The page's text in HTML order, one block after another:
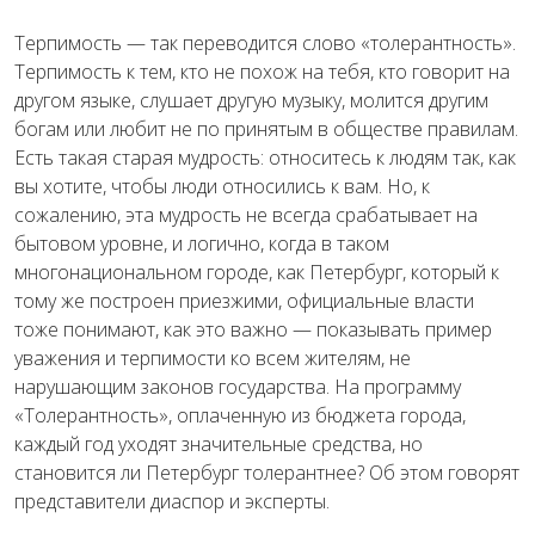
Терпимость — так переводится слово «толерантность».
Терпимость к тем, кто не похож на тебя, кто говорит на
другом языке, слушает другую музыку, молится другим
богам или любит не по принятым в обществе правилам.
Есть такая старая мудрость: относитесь к людям так, как
вы хотите, чтобы люди относились к вам. Но, к
сожалению, эта мудрость не всегда срабатывает на
бытовом уровне, и логично, когда в таком
многонациональном городе, как Петербург, который к
тому же построен приезжими, официальные власти
тоже понимают, как это важно — показывать пример
уважения и терпимости ко всем жителям, не
нарушающим законов государства. На программу
«Толерантность», оплаченную из бюджета города,
каждый год уходят значительные средства, но
становится ли Петербург толерантнее? Об этом говорят
представители диаспор и эксперты.